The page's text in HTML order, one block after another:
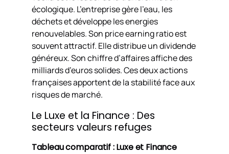
écologique. L’entreprise gère l’eau, les
déchets et développe les energies
renouvelables. Son price earning ratio est
souvent attractif. Elle distribue un dividende
généreux. Son chiffre d’affaires affiche des
milliards d’euros solides. Ces deux actions
françaises apportent de la stabilité face aux
risques de marché.
Le Luxe et la Finance : Des
secteurs valeurs refuges
Tableau comparatif : Luxe et Finance